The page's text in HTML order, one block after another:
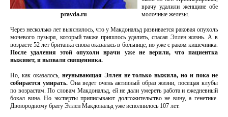
pravda.ru
врачу удалили женщине обе
молочные железы.
Через несколько лет выяснилось, что у Макдональд развивается раковая опухоль
мочевого пузыря, который также пришлось удалить, спасая Эллен жизнь. А в
возрасте 52 лет британка снова оказалась в больнице, но уже с раком кишечника.
После удаления этой опухоли врачи уже не верили, что пациентка
выживет, и вызвали священника.
Но, как оказалось, неунывающая Эллен не только выжила, но и пока не
собирается умирать. Она ведет очень активный образ жизни, посещая клубы
по возрастам. По словам Макдональд, ей не дали умереть работа и ежедневный
бокал вина. Но эксперты приписывают долгожительство не вину, а генетике.
Двоюродному брату Эллен Макдональд уже исполнилось 107 лет.